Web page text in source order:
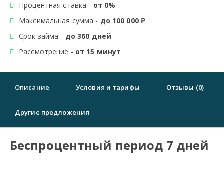
Процентная ставка - от 0%
Максимальная сумма - до 100 000 ₽
Срок займа - до 360 дней
Рассмотрение - от 15 минут
Описание Условия и тарифы Отзывы (0)
Другие предложения
Беспроцентный период 7 дней